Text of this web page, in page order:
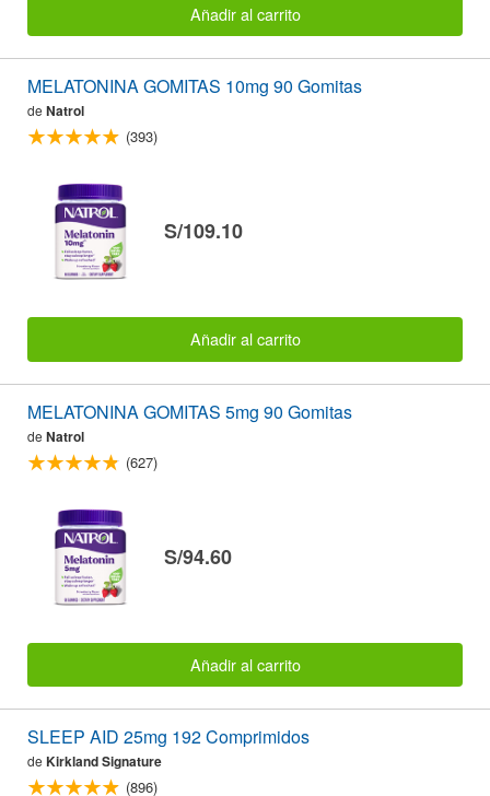
Añadir al carrito
MELATONINA GOMITAS 10mg 90 Gomitas
de Natrol
(393)
S/109.10
Añadir al carrito
MELATONINA GOMITAS 5mg 90 Gomitas
de Natrol
(627)
S/94.60
Añadir al carrito
SLEEP AID 25mg 192 Comprimidos
de Kirkland Signature
(896)